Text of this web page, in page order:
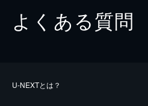
よくある質問
U-NEXTとは？